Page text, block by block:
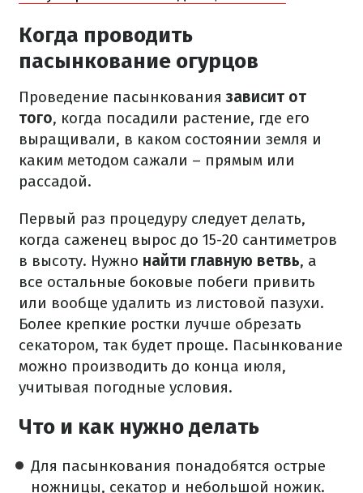
Когда проводить
пасынкование огурцов
Проведение пасынкования зависит от
того, когда посадили растение, где его
выращивали, в каком состоянии земля и
каким методом сажали – прямым или
рассадой.
Первый раз процедуру следует делать,
когда саженец вырос до 15-20 сантиметров
в высоту. Нужно найти главную ветвь, а
все остальные боковые побеги привить
или вообще удалить из листовой пазухи.
Более крепкие ростки лучше обрезать
секатором, так будет проще. Пасынкование
можно производить до конца июля,
учитывая погодные условия.
Что и как нужно делать
Для пасынкования понадобятся острые
ножницы, секатор и небольшой ножик.